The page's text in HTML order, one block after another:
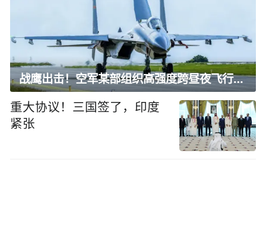
战鹰出击！空军某部组织高强度跨昼夜飞行训练
重大协议！三国签了，印度
紧张